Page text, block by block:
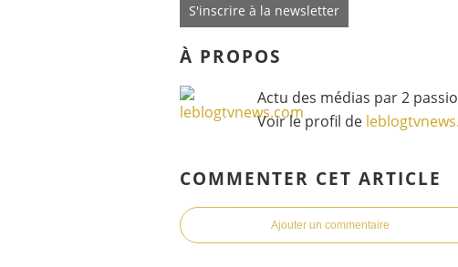
S'inscrire à la newsletter
À PROPOS
Actu des médias par 2
Voir le profil de
COMMENTER CET ARTICLE
Ajouter un commentaire